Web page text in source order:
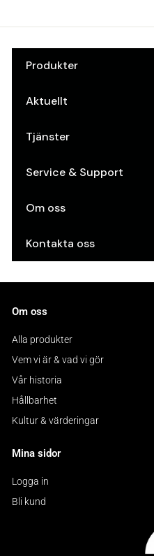
Produkter
Aktuellt
Tjänster
Service & Support
Om oss
Kontakta oss
Om oss
Alla produkter
Vem vi är & vad vi gör
Vår historia
Hållbarhet
Kultur & värderingar
Mina sidor
Logga in
Bli kund